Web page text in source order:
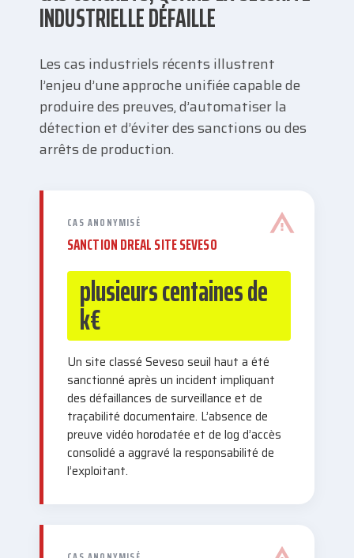
INDUSTRIELLE DÉFAILLE
Les cas industriels récents illustrent
l’enjeu d’une approche unifiée capable de
produire des preuves, d’automatiser la
détection et d’éviter des sanctions ou des
arrêts de production.
CAS ANONYMISÉ
SANCTION DREAL SITE SEVESO
plusieurs centaines de
k€
Un site classé Seveso seuil haut a été
sanctionné après un incident impliquant
des défaillances de surveillance et de
traçabilité documentaire. L’absence de
preuve vidéo horodatée et de log d’accès
consolidé a aggravé la responsabilité de
l’exploitant.